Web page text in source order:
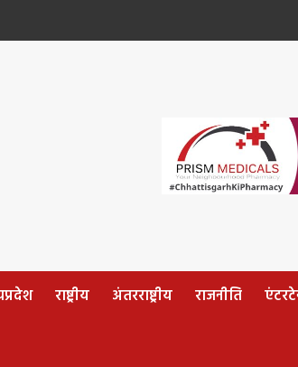
राष्ट्रीय अंतरराष्ट्रीय राजनीति